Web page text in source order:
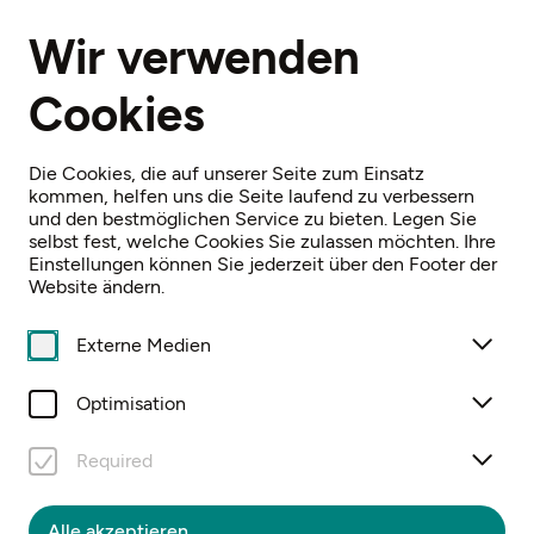
Wir verwenden
Cookies
Die Cookies, die auf unserer Seite zum Einsatz
kommen, helfen uns die Seite laufend zu verbessern
und den bestmöglichen Service zu bieten. Legen Sie
selbst fest, welche Cookies Sie zulassen möchten. Ihre
Einstellungen können Sie jederzeit über den Footer der
Website ändern.
Externe Medien
Optimisation
Required
Home Veranstaltungen
Fr, 4. September09:00 Uhr
LANDES-